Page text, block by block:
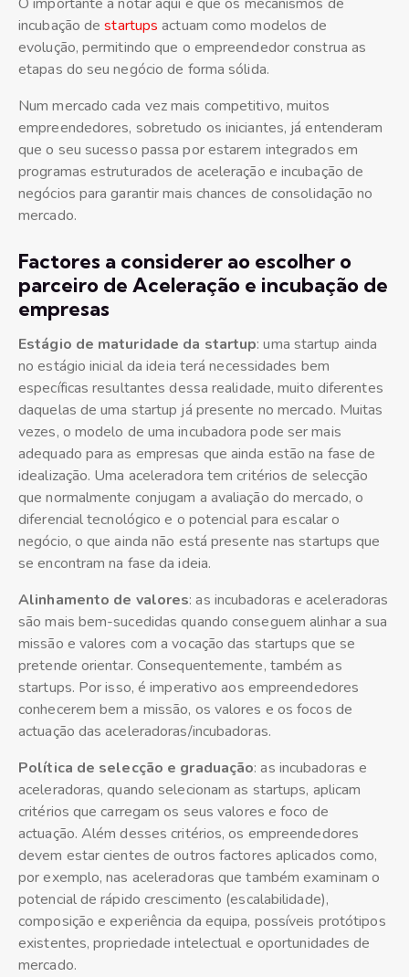
incubação destartups actuam como modelos de
evolução, permitindo que o empreendedor construa as
etapas do seu negócio de forma sólida.
Num mercado cada vez mais competitivo, muitos
empreendedores, sobretudo os iniciantes, já entenderam
que o seu sucesso passa por estarem integrados em
programas estruturados de aceleração e incubação de
negócios para garantir mais chances de consolidação no
mercado.
Factores a considerer ao escolher o
parceiro de Aceleração e incubação de
empresas
Estágio de maturidade da startup: uma startup ainda
no estágio inicial da ideia terá necessidades bem
específicas resultantes dessa realidade, muito diferentes
daquelas de uma startup já presente no mercado. Muitas
vezes, o modelo de uma incubadora pode ser mais
adequado para as empresas que ainda estão na fase de
idealização. Uma aceleradora tem critérios de selecção
que normalmente conjugam a avaliação do mercado, o
diferencial tecnológico e o potencial para escalar o
negócio, o que ainda não está presente nas startups que
se encontram na fase da ideia.
Alinhamento de valores: as incubadoras e aceleradoras
são mais bem-sucedidas quando conseguem alinhar a sua
missão e valores com a vocação das startups que se
pretende orientar. Consequentemente, também as
startups. Por isso, é imperativo aos empreendedores
conhecerem bem a missão, os valores e os focos de
actuação das aceleradoras/incubadoras.
Política de selecção e graduação: as incubadoras e
aceleradoras, quando selecionam as startups, aplicam
critérios que carregam os seus valores e foco de
actuação. Além desses critérios, os empreendedores
devem estar cientes de outros factores aplicados como,
por exemplo, nas aceleradoras que também examinam o
potencial de rápido crescimento (escalabilidade),
composição e experiência da equipa, possíveis protótipos
existentes, propriedade intelectual e oportunidades de
mercado.